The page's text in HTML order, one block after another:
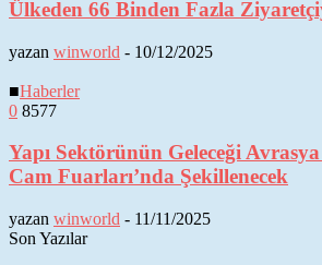
Ülkeden 66 Binden Fazla
yazan winworld - 10/12/2025
■Haberler
0 8577
Yapı Sektörünün Geleceği
Cam Fuarları’nda Şekillenecek
yazan winworld - 11/11/2025
Son Yazılar